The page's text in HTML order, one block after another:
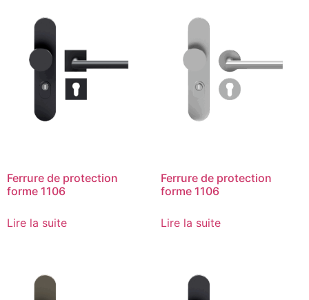
Ferrure de protection
forme 1106
Lire la suite
Ferrure de protection
forme 1106
Lire la suite